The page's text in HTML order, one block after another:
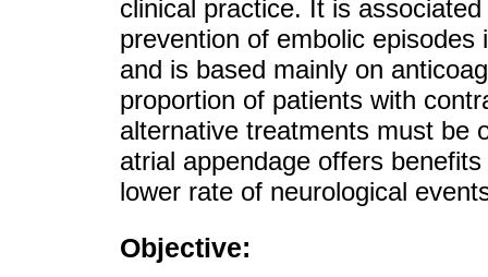
clinical practice. It is
prevention of embolic
and is based mainly on
proportion of patients with
alternative treatments must be
atrial appendage offers
lower rate of neurological
Objective: